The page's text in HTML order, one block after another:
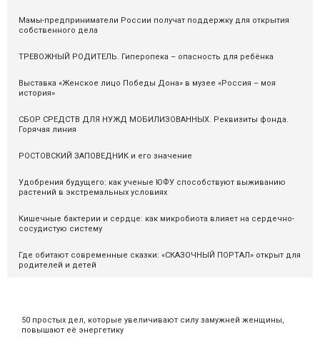
50 простых дел, которые увеличивают силу замужней женщины,
повышают её энергетику
Мамы-предприниматели России получат поддержку для открытия
собственного дела
ТРЕВОЖНЫЙ РОДИТЕЛЬ. Гиперопека – опасность для ребёнка
Выставка «Женское лицо Победы Дона» в музее «Россия – моя
история»
СБОР СРЕДСТВ ДЛЯ НУЖД МОБИЛИЗОВАННЫХ. Реквизиты фонда.
Горячая линия
РОСТОВСКИЙ ЗАПОВЕДНИК и его значение
Удобрения будущего: как ученые ЮФУ способствуют выживанию
растений в экстремальных условиях
Кишечные бактерии и сердце: как микробиота влияет на сердечно-
сосудистую систему
Где обитают современные сказки: «СКАЗОЧНЫЙ ПОРТАЛ» открыт для
родителей и детей